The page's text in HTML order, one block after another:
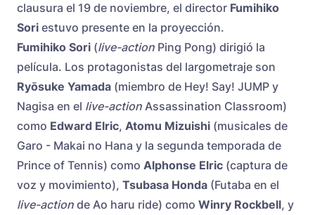
clausura el 19 de noviembre, el director Fumihiko
Sori estuvo presente en la proyección.
Fumihiko Sori (live-action Ping Pong) dirigió la
película. Los protagonistas del largometraje son
Ryōsuke Yamada (miembro de Hey! Say! JUMP y
Nagisa en el live-action Assassination Classroom)
como Edward Elric, Atomu Mizuishi (musicales de
Garo - Makai no Hana y la segunda temporada de
Prince of Tennis) como Alphonse Elric (captura de
voz y movimiento), Tsubasa Honda (Futaba en el
live-action de Ao haru ride) como Winry Rockbell, y